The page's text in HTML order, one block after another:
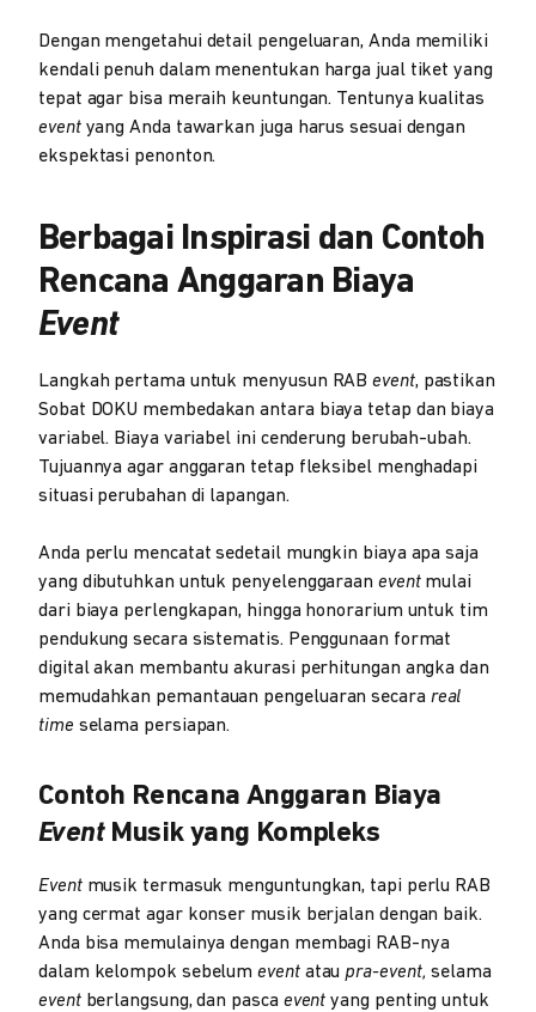
Dengan mengetahui detail pengeluaran, Anda memiliki
kendali penuh dalam menentukan harga jual tiket yang
tepat agar bisa meraih keuntungan. Tentunya kualitas
event yang Anda tawarkan juga harus sesuai dengan
ekspektasi penonton.
Berbagai Inspirasi dan Contoh
Rencana Anggaran Biaya
Event
Langkah pertama untuk menyusun RABevent, pastikan
Sobat DOKU membedakan antara biaya tetap dan biaya
variabel. Biaya variabel ini cenderung berubah-ubah.
Tujuannya agar anggaran tetap fleksibel menghadapi
situasi perubahan di lapangan.
Anda perlu mencatat sedetail mungkin biaya apa saja
yang dibutuhkan untuk penyelenggaraan eventmulai
dari biaya perlengkapan, hingga honorarium untuk tim
pendukung secara sistematis. Penggunaan format
digital akan membantu akurasi perhitungan angka dan
memudahkan pemantauan pengeluaran secara real
time selama persiapan.
Contoh Rencana Anggaran Biaya
EventMusik yang Kompleks
Event musik termasuk menguntungkan, tapi perlu RAB
yang cermat agar konser musik berjalan dengan baik.
Anda bisa memulainya dengan membagi RAB-nya
dalam kelompok sebelumevent atau pra-event,selama
event berlangsung, dan pasca eventyang penting untuk